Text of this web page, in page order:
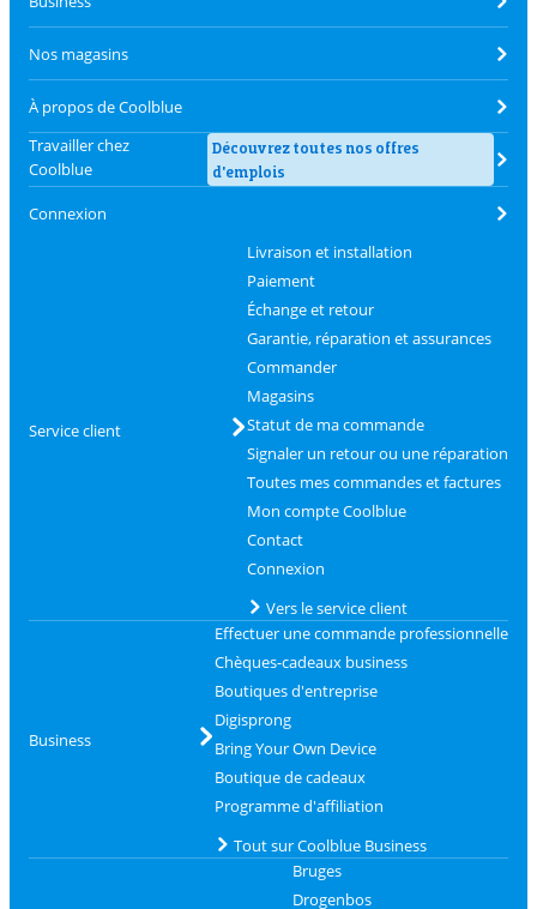
Nos magasins
À propos de Coolblue
Travailler chez
Coolblue
Découvrez toutes nos offres
d'emplois
Connexion
Service client
Livraison et installation
Paiement
Échange et retour
Garantie, réparation et assurances
Commander
Magasins
Statut de ma commande
Signaler un retour ou une réparation
Toutes mes commandes et factures
Mon compte Coolblue
Contact
Connexion
Vers le service client
Business
Effectuer une commande professionnelle
Chèques-cadeaux business
Boutiques d'entreprise
Digisprong
Bring Your Own Device
Boutique de cadeaux
Programme d'affiliation
Tout sur Coolblue Business
Bruges
Drogenbos